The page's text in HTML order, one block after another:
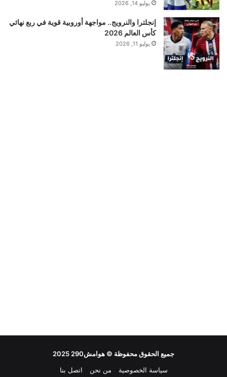
يوليو 14, 2026
إنجلترا والنرويج.. مواجهة أوروبية قوية في ربع نهائي
كأس العالم 2026
يوليو 11, 2026
جميع الحقوق محفوظة © هوامش290
سياسة الخصوصية
من نحن اتصل بنا